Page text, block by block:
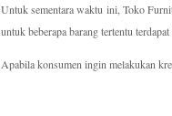
Untuk sementara waktu ini, Toko
untuk beberapa barang tertentu
Apabila konsumen ingin melakukan